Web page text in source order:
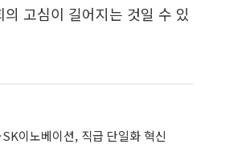
고심이 길어지는 것일 수 있
이노베이션, 직급 단일화 혁신